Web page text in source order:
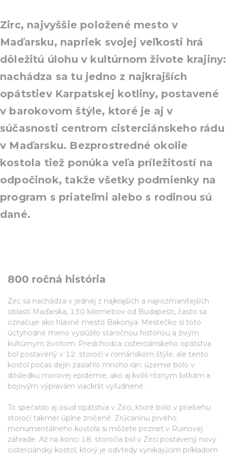
Zirc, najvyššie položené mesto v
Maďarsku, napriek svojej veľkosti hrá
dôležitú úlohu v kultúrnom živote krajiny:
nachádza sa tu jedno z najkrajších
opátstiev Karpatskej kotliny, postavené
v barokovom štýle, ktoré je aj v
súčasnosti centrom cisterciánskeho rádu
v Maďarsku. Bezprostredné okolie
kostola tiež ponúka veľa príležitostí na
odpočinok, takže všetky podmienky na
program s priateľmi alebo s rodinou sú
dané.
800 ročná história
Zirc sa nachádza v jednej z najkrajších a najrozmanitejších
oblastí Maďarska, 130 kilometrov od Budapešti, často sa
označuje ako hlavné mesto Bakonya. Mestečko si toto
úctyhodné meno vyslúžilo stáročnou históriou a živým
kultúrnym životom. Predchodca cisterciánskeho opátstva
bol postavený v 12. storočí v románskom štýle, ale tento
kostol počas dejín zasiahlo mnoho rán: územie bolo v
dôsledku morovej epidémie, ako aj kvôli rôznym bitkám a
bojovým výpravám viackrát vyľudnené.
To spečatilo aj osud opátstva v Zirci, ktoré bolo v priebehu
storočí takmer úplne zničené. Zrúcaninu prvého
monumentálneho kostola si môžete pozrieť v Ruinovej
záhrade. Až na konci 18. storočia bol v Zirci postavený nový
cisterciánsky kostol, ktorý je odvtedy vynikajúcim príkladom